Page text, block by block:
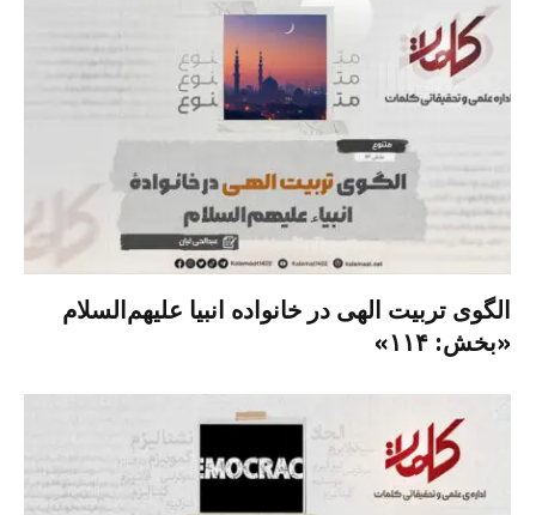
الگوی تربیت الهی در خانواده انبیا‌‌ علیهم‌السلام
«بخش: ۱۱۴»